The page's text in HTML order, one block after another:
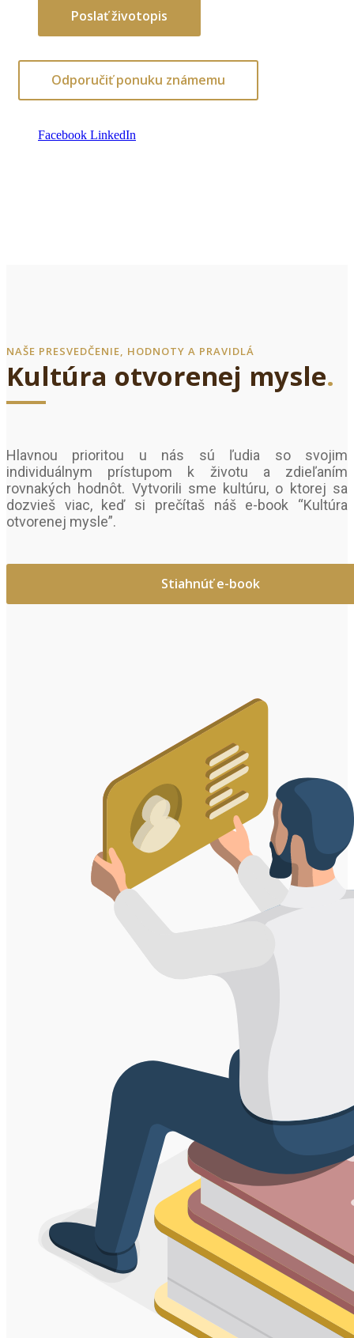
Poslať životopis
Odporučiť ponuku známemu
Facebook LinkedIn
NAŠE PRESVEDČENIE, HODNOTY A PRAVIDLÁ
Kultúra otvorenej mysle.
Hlavnou prioritou u nás sú ľudia so svojim
individuálnym prístupom k životu a zdieľaním
rovnakých hodnôt. Vytvorili sme kultúru, o ktorej sa
dozvieš viac, keď si prečítaš náš e-book “Kultúra
otvorenej mysle”.
Stiahnúť e-book